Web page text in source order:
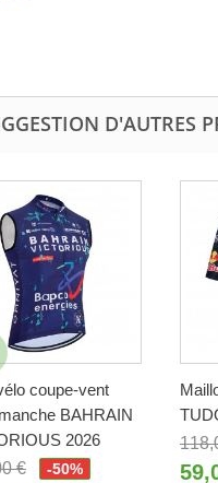
D'AUTRES
coupe-vent
BAHRAIN
2026
€
-50%